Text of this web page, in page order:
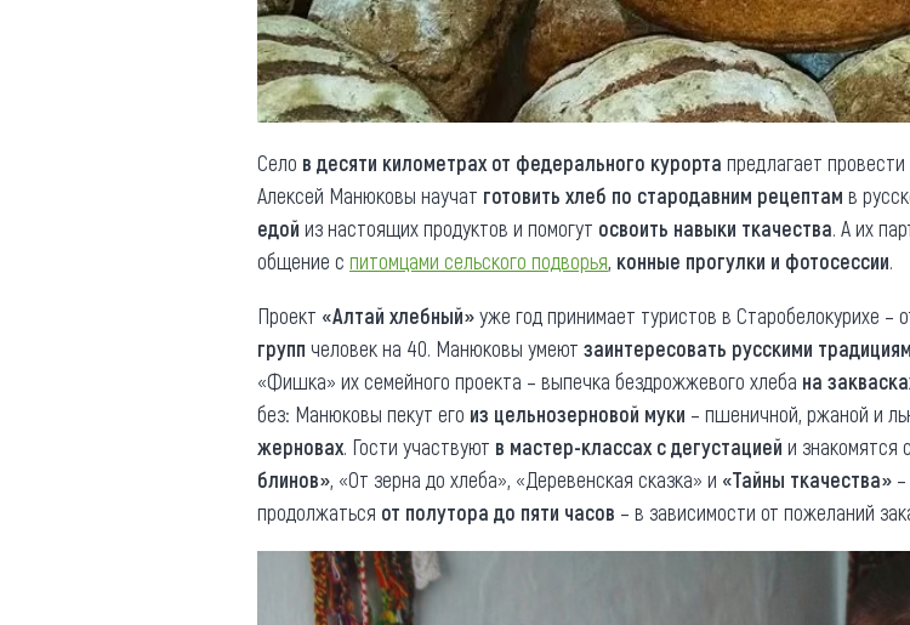
Противодействие коррупции
Село в десяти километрах от федерального курорта предлагает
Алексей Манюковы научат готовить хлеб по стародавним рецептам в
едой из настоящих продуктов и помогут освоить навыки ткачества. А их
общение с питомцами сельского подворья, конные прогулки и фотосессии.
Проект «Алтай хлебный»уже год принимает туристов в Старобелокурихе –
групп человек на 40. Манюковы умеют заинтересовать русскими
«Фишка» их семейного проекта – выпечка бездрожжевого хлеба на
без: Манюковы пекут его из цельнозерновой муки – пшеничной, ржаной и
жерновах. Гости участвуют в мастер-классах с дегустацией и знакомятся
блинов», «От зерна до хлеба», «Деревенская сказка» и «Тайны ткачества»
продолжаться от полутора до пяти часов – в зависимости от пожеланий